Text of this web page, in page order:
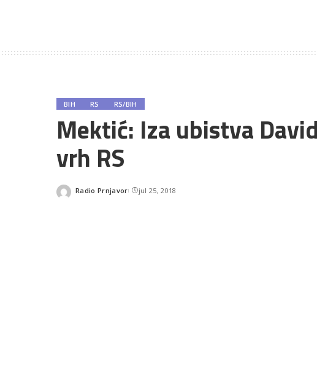
BIH RS RS/BIH
Mektić: Iza ubistva
vrh RS
Posted
Radio Prnjavor jul 25, 2018